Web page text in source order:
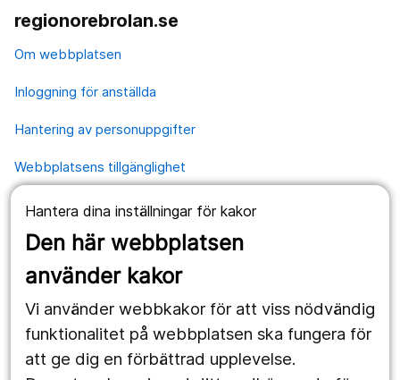
Hantera dina inställningar för kakor
Den här webbplatsen
använder kakor
Vi använder webbkakor för att viss nödvändig
funktionalitet på webbplatsen ska fungera för
att ge dig en förbättrad upplevelse.
regionorebrolan.se
Om webbplatsen
Inloggning för anställda
Hantering av personuppgifter
Webbplatsens tillgänglighet
Våra webbplatser
1177.se
Region Örebro län